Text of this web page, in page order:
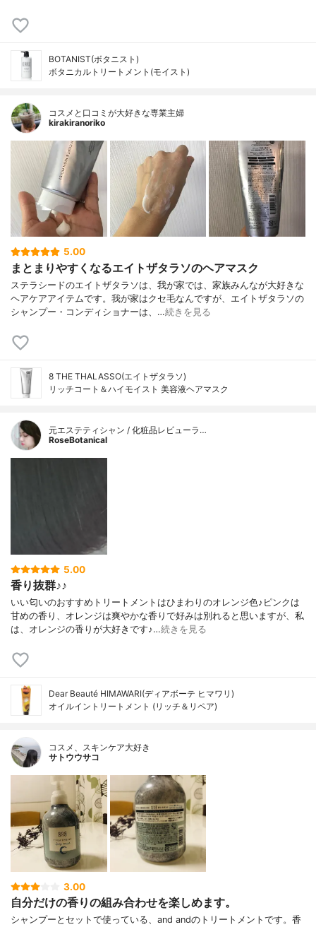
BOTANIST(ボタニスト)
ボタニカルトリートメント(モイスト)
コスメと口コミが大好きな専業主婦
kirakiranoriko
5.00
まとまりやすくなるエイトザタラソのヘアマスク
ステラシードのエイトザタラソは、我が家では、家族みんなが大好きな
ヘアケアアイテムです。我が家はクセ毛なんですが、エイトザタラソの
シャンプー・コンディショナーは、…続きを見る
8 THE THALASSO(エイトザタラソ)
リッチコート＆ハイモイスト 美容液ヘアマスク
元エステティシャン / 化粧品レビューラ…
RoseBotanical
5.00
香り抜群♪♪
いい匂いのおすすめトリートメントはひまわりのオレンジ色♪ピンクは
甘めの香り、オレンジは爽やかな香りで好みは別れると思いますが、私
は、オレンジの香りが大好きです♪…続きを見る
Dear Beauté HIMAWARI(ディアボーテ ヒマワリ)
オイルイントリートメント (リッチ＆リペア)
コスメ、スキンケア大好き
サトウウサコ
3.00
自分だけの香りの組み合わせを楽しめます。
シャンプーとセットで使っている、and andのトリートメントです。香